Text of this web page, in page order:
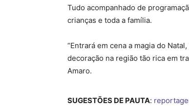
Tudo acompanhado de
crianças e toda a família.
“Entrará em cena a magia do
decoração na região tão rica em
Amaro.
SUGESTÕES DE PAUTA: